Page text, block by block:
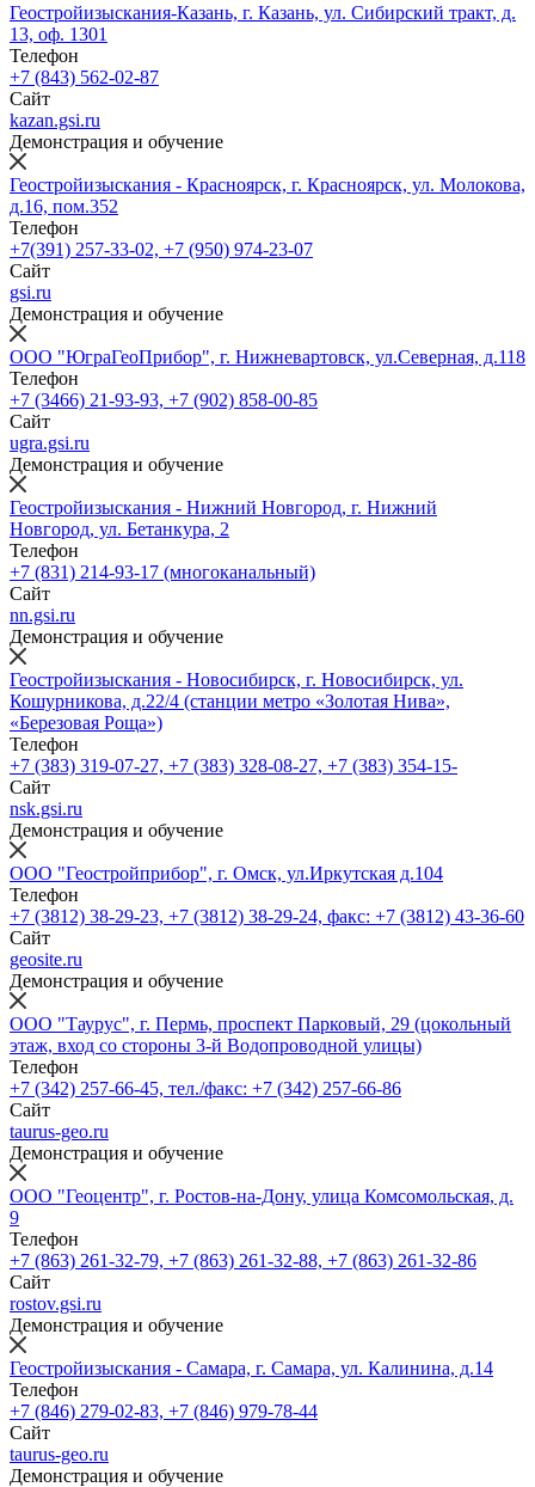
Геостройизыскания-Казань, г. Казань, ул. Сибирский тракт, д.
13, оф. 1301
Телефон
+7 (843) 562-02-87
Сайт
kazan.gsi.ru
Демонстрация и обучение
Геостройизыскания - Красноярск, г. Красноярск, ул. Молокова,
д.16, пом.352
Телефон
+7(391) 257-33-02, +7 (950) 974-23-07
Сайт
gsi.ru
Демонстрация и обучение
ООО "ЮграГеоПрибор", г. Нижневартовск, ул.Северная, д.118
Телефон
+7 (3466) 21-93-93, +7 (902) 858-00-85
Сайт
ugra.gsi.ru
Демонстрация и обучение
Геостройизыскания - Нижний Новгород, г. Нижний
Новгород, ул. Бетанкура, 2
Телефон
+7 (831) 214-93-17 (многоканальный)
Сайт
nn.gsi.ru
Демонстрация и обучение
Геостройизыскания - Новосибирск, г. Новосибирск, ул.
Кошурникова, д.22/4 (станции метро «Золотая Нива»,
«Березовая Роща»)
Телефон
+7 (383) 319-07-27, +7 (383) 328-08-27, +7 (383) 354-15-
Сайт
nsk.gsi.ru
Демонстрация и обучение
ООО "Геостройприбор", г. Омск, ул.Иркутская д.104
Телефон
+7 (3812) 38-29-23, +7 (3812) 38-29-24, факс: +7 (3812) 43-36-60
Сайт
geosite.ru
Демонстрация и обучение
ООО "Таурус", г. Пермь, проспект Парковый, 29 (цокольный
этаж, вход со стороны 3-й Водопроводной улицы)
Телефон
+7 (342) 257-66-45, тел./факс: +7 (342) 257-66-86
Сайт
taurus-geo.ru
Демонстрация и обучение
ООО "Геоцентр", г. Ростов-на-Дону, улица Комсомольская, д.
9
Телефон
+7 (863) 261-32-79, +7 (863) 261-32-88, +7 (863) 261-32-86
Сайт
rostov.gsi.ru
Демонстрация и обучение
Геостройизыскания - Самара, г. Самара, ул. Калинина, д.14
Телефон
+7 (846) 279-02-83, +7 (846) 979-78-44
Сайт
taurus-geo.ru
Демонстрация и обучение